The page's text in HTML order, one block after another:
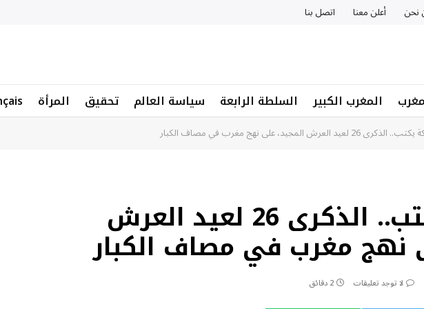
نحن أعلن معنا اتصل بنا
المغرب الكبير السلطة الرابعة سياسة العالم تحقيق المرأة
26 لعيد العرش المجيد، على نهج مغرب في مصاف الكبار
نزار بركة يكتب.. الذكرى 26 لعيد العرش
نهج مغرب في مصاف الكبار
لا توجد تعليقات 2 دقائق